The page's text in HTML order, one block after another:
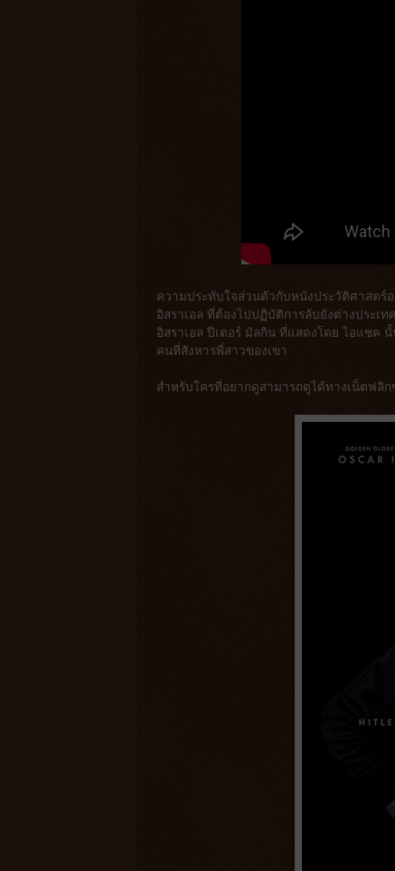
ความประทับใจส่วนตัวกับหนังประวัติศาสตร์
อิสราเอล ที่ต้องไปปฏิบัติการลับยังต่างประเ
อิสราเอล ปีเตอร์ มัลกิน ที่แสดงโดย ไอแซ
คนที่สังหารพี่สาวของเขา
สำหรับใครที่อยากดูสามารถดูได้ทางเน็ตฟลิก